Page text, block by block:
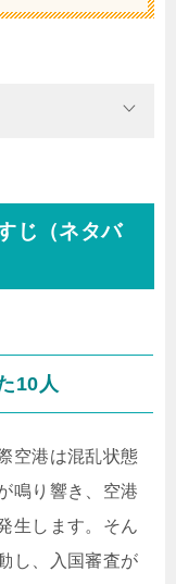
じ（ネタバ
10人
空港は混乱状態
鳴り響き、空港
生します。そん
し、入国審査が